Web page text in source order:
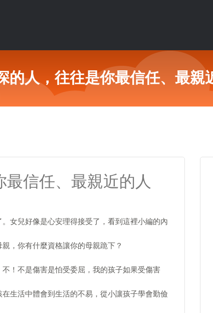
的人，往往是你最信任、最親
信任、最親近的人
女兒好像是心安理得接受了，看到這裡小編的內
，你有什麼資格讓你的母親跪下？
！不是傷害是怕受委屈，我的孩子如果受傷害
生活中體會到生活的不易，從小讓孩子學會勤儉